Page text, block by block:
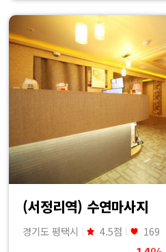
(서정리역) 수연마사지
경기도 평택시 4.5점 169